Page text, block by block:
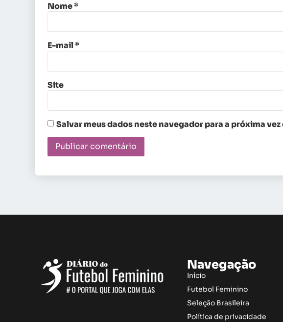
Nome*
E-mail*
Site
Salvar meus dados neste navegador para a próxima
Navegação
Início
Futebol Feminino
Seleção Brasileira
Política de privacidade